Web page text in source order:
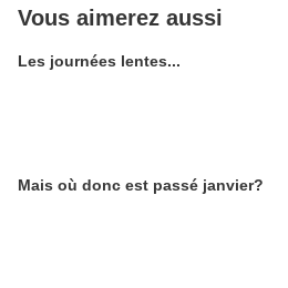
Vous aimerez aussi
Les journées lentes...
Mais où donc est passé janvier?